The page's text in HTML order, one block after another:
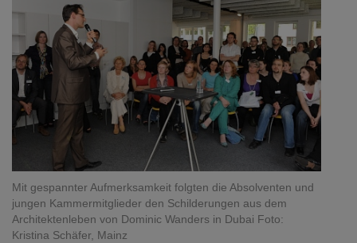
Mit gespannter Aufmerksamkeit folgten die Absolventen und
jungen Kammermitglieder den Schilderungen aus dem
Architektenleben von Dominic Wanders in Dubai Foto:
Kristina Schäfer, Mainz